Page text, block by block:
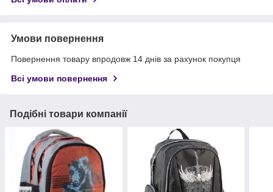
Умови повернення
Повернення товару впродовж 14 днів за рахунок покупця
Всі умови повернення
Подібні товари компанії